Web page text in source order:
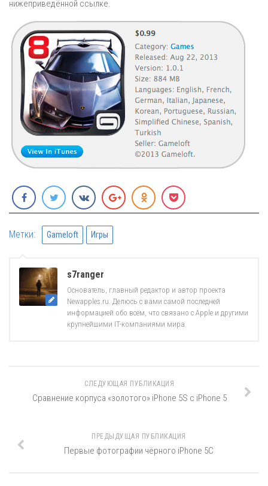
нижеприведённой ссылке.
Метки: Gameloft Игры
s7ranger
Основатель, главный редактор и автор проекта
Newapples.ru. Делюсь с вами самой последней
информацией обо всём, что связано с Apple и другими
крупнейшими IT-компаниями мира.
СЛЕДУЮЩАЯ ПУБЛИКАЦИЯ
Сравнение корпуса «золотого» iPhone 5S с iPhone 5
ПРЕДЫДУЩАЯ ПУБЛИКАЦИЯ
Первые фотографии чёрного iPhone 5C